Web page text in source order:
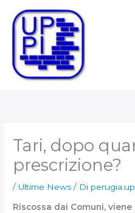
contenuto
Tari, dopo
prescrizione?
/ Ultime News / Di
Riscossa dai Comuni,